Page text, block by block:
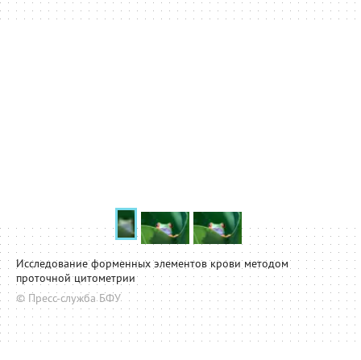
Исследование форменных элементов крови методом
проточной цитометрии
© Пресс-служба БФУ